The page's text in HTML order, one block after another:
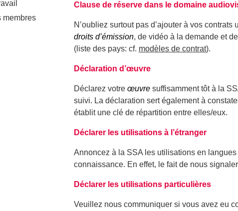
membres
Clause de réserve dans le domaine
N’oubliez surtout pas d’ajouter à vos
droits d’émission, de vidéo à la demande et
(liste des pays: cf. modèles de contrat).
Déclaration d’œuvre
Déclarez votre œuvresuffisamment tôt à la
suivi. La déclaration sert également à
établit une clé de répartition entre elles/eux.
Déclarer les utilisations à l’étranger
Annoncez à la SSA les utilisations en
connaissance. En effet, le fait de nous
Déclarer les utilisations particulières
Veuillez nous communiquer si vous avez eu